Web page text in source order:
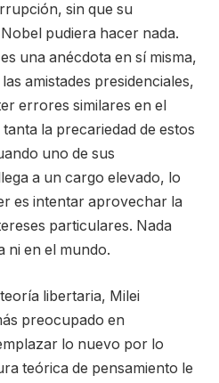
sin que su
pudiera hacer nada.
una anécdota en sí misma,
amistades presidenciales,
errores similares en el
la precariedad de estos
uno de sus
a un cargo elevado, lo
es intentar aprovechar la
particulares. Nada
ni en el mundo.
libertaria, Milei
preocupado en
lo nuevo por lo
teórica de pensamiento le